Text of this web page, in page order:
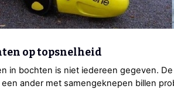
op topsnelheid
in bochten is niet iedereen gegeven.
ander met samengeknepen billen